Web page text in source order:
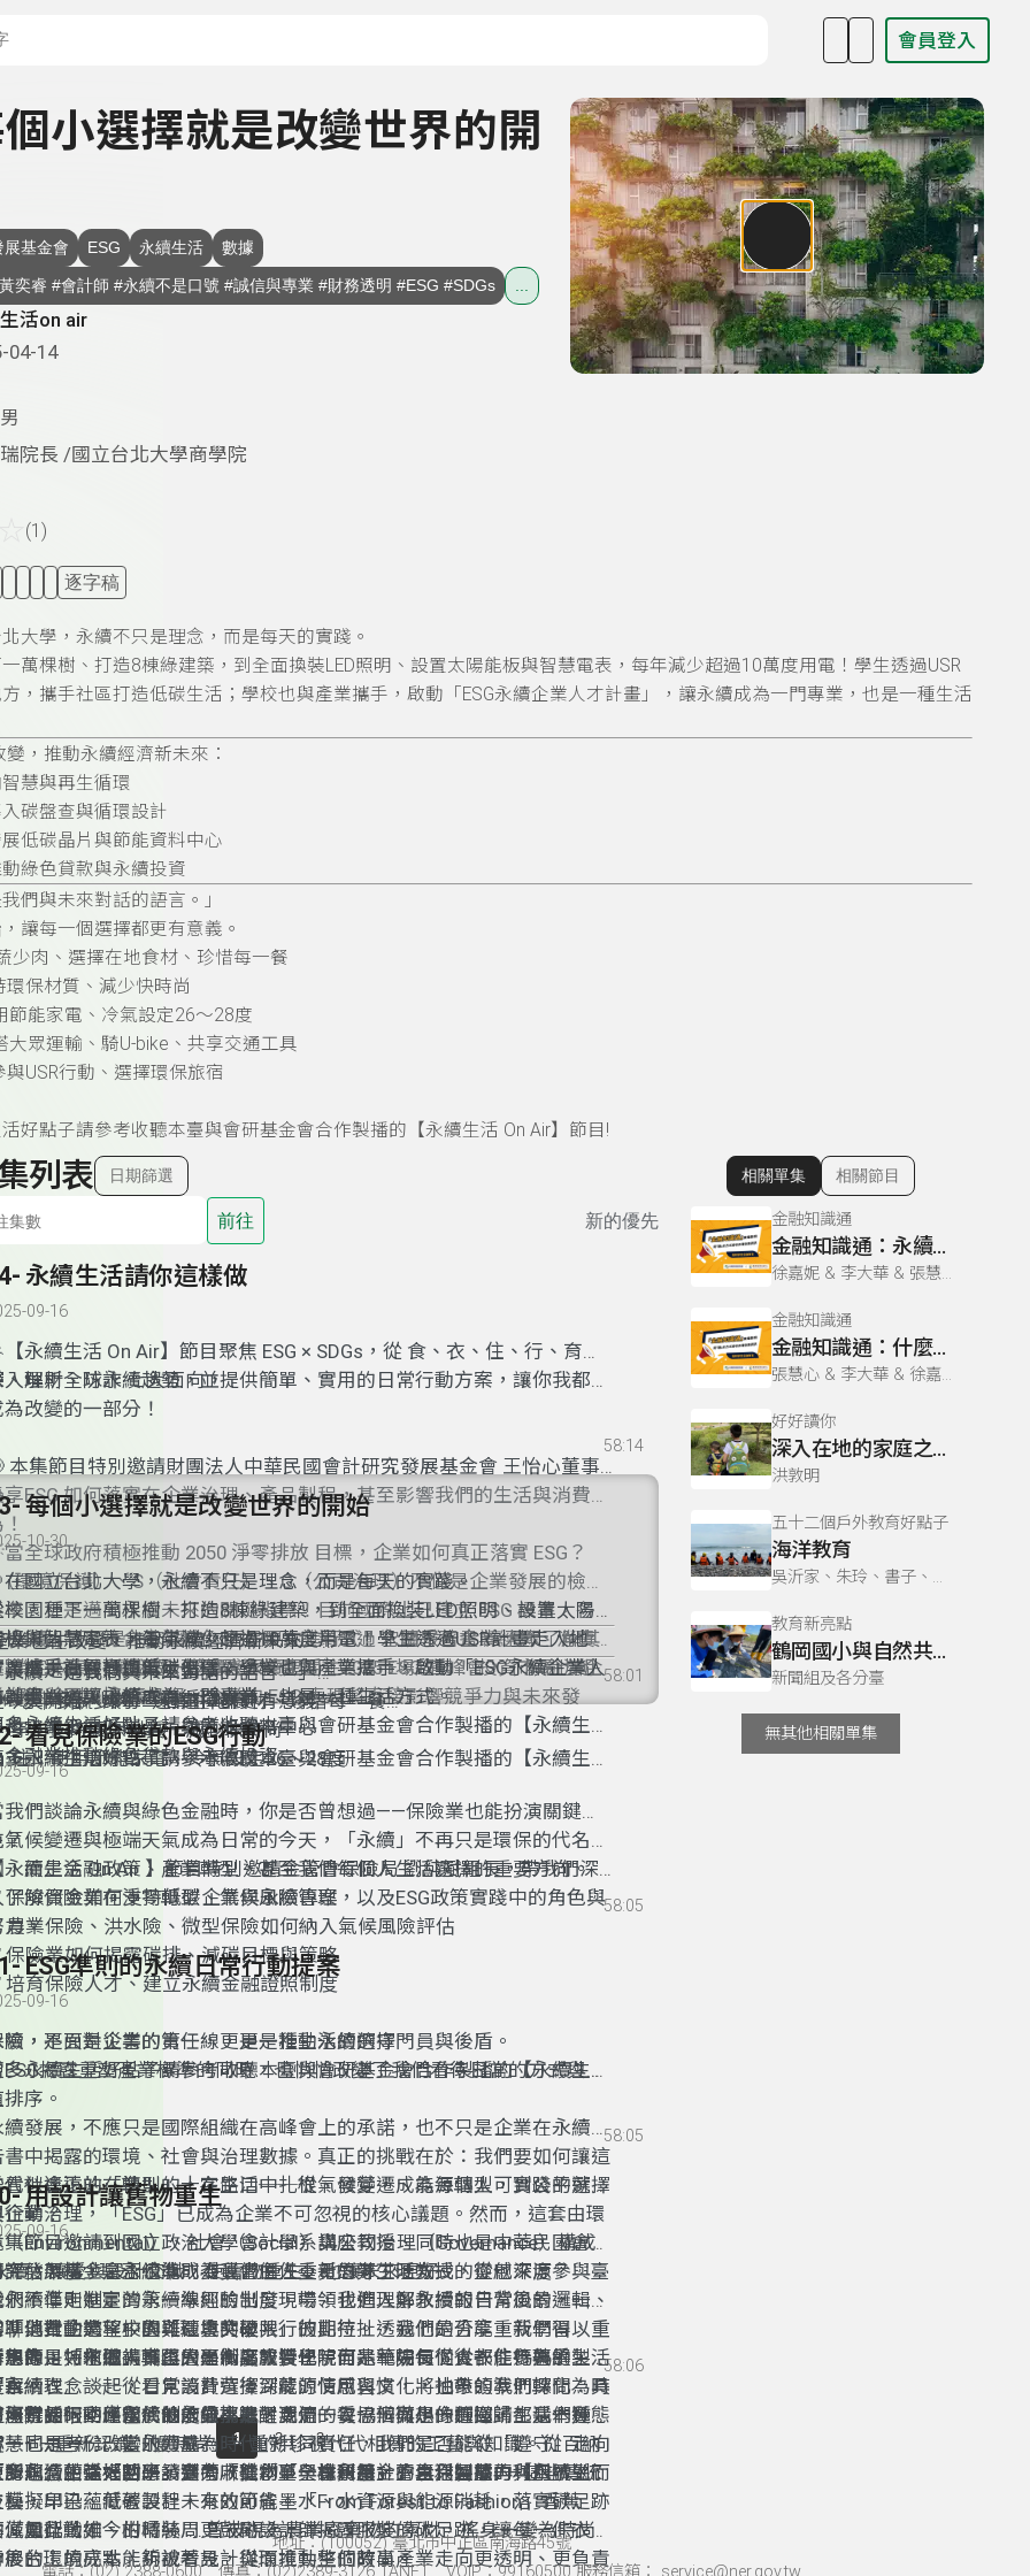
會員登入
小選擇就是改變世界的開
基金會 ESG 永續生活 數據
續生活onAir #黃奕睿 #會計師 #永續不是口號 #誠信與專業 #財務透明 #ESG #SDGs
活on air
04-14
院長 /國立台北大學商學院
(1)
逐字稿
大學，永續不只是理念，而是每天的實踐。
萬棵樹、打造8棟綠建築，到全面換裝LED照明、設置太陽能板與智慧電表，每年減少超過10萬度用電！學生透過USR
，攜手社區打造低碳生活；學校也與產業攜手，啟動「ESG永續企業人才計畫」，讓永續成為一門專業，也是一種生活
變，推動永續經濟新未來：
慧與再生循環
碳盤查與循環設計
低碳晶片與節能資料中心
綠色貸款與永續投資
我們與未來對話的語言。」
讓每一個選擇都更有意義。
肉、選擇在地食材、珍惜每一餐
環保材質、減少快時尚
節能家電、冷氣設定26～28度
大眾運輸、騎U-bike、共享交通工具
與USR行動、選擇環保旅宿
好點子請參考收聽本臺與會研基金會合作製播的【永續生活 On Air】節目!
列表 日期篩選
前往 新的優先
永續生活請你這樣做
09-16
【永續生活 On Air】節目聚焦 ESG × SDGs，從 食、衣、住、行、育、
、理財、防詐 七大面向，
入解析全球永續趨勢，並提供簡單、實用的日常行動方案，讓你我都能
為改變的一部分！
本集節目特別邀請財團法人中華民國會計研究發展基金會 王怡心董事
享ESG 如何落實在企業治理、產品製程，甚至影響我們的生活與消費行
當全球政府積極推動 2050 淨零排放 目標，企業如何真正落實 ESG？
環境保護）、S（社會責任）、G（公司治理）不僅是企業發展的檢驗
準，更是邁向永續未來的關鍵指標！目前國際上已建立 ESG 標準，各
也據此制定符合產業特色的指標，企業透過 永續報告書 讓大眾了解其
踐成果。然而，ESG 不只是企業責任，更是市場趨勢！ 投資市場也朝
綠色金融、永續投資，企業的 ESG 表現將直接影響競爭力與未來發
！
永續，不只是未來趨勢，更是現在進行式！它關乎著企業經營、消費
擇、以及投資趨勢 ！邀請大家一起關注2025 ESG 高峰會，了解台灣企
如何與國際接軌。
鎖定本集，讓我們一起實踐永續生活！
多永續生活好點子請參考收聽本臺與會研基金會合作製播的【永續生活
Air】節目!
58:14
每個小選擇就是改變世界的開始
10-30
在國立台北大學，永續不只是理念，而是每天的實踐。
校園種下一萬棵樹、打造8棟綠建築，到全面換裝LED照明、設置太陽
板與智慧電表，每年減少超過10萬度用電！學生透過USR計畫走入地
，攜手社區打造低碳生活；學校也與產業攜手，啟動「ESG永續企業人
計畫」，讓永續成為一門專業，也是一種生活方式。
業也在改變，推動永續經濟新未來：
農業走向智慧與再生循環
製造業導入碳盤查與循環設計
科技業發展低碳晶片與節能資料中心
金融業推動綠色貸款與永續投資
永續，是我們與未來對話的語言。」
今天開始，讓每一個選擇都更有意義。
｜多蔬少肉、選擇在地食材、珍惜每一餐
穿｜支持環保材質、減少快時尚
住｜使用節能家電、冷氣設定26～28度
育樂｜參與USR行動、選擇環保旅宿
多永續生活好點子請參考收聽本臺與會研基金會合作製播的【永續生活
58:01
看見保險業的ESG行動
09-16
我們談論永續與綠色金融時，你是否曾想過——保險業也能扮演關鍵角
？
氣候變遷與極端天氣成為日常的今天，「永續」不再只是環保的代名
，而是金融政策、產業轉型，甚至我們每個人生活選擇的重要方向。
永續生活 On Air 】節目特別邀請金管會保險局 劉純斌組長，帶我們深
了解保險業在淨零轉型、氣候風險管理，以及ESG政策實踐中的角色與
力。
保險資金如何支持低碳企業與永續專案
農業保險、洪水險、微型保險如何納入氣候風險評估
保險業如何揭露碳排、減碳目標與策略
培育保險人才、建立永續金融證照制度
險，是面對災害的第一線，更是推動永續的守門員與後盾。
多永續生活好點子請參考收聽本臺與會研基金會合作製播的【永續生活
Air】節目!
58:05
ESG準則的永續日常行動提案
09-16
續，不只是企業的責任，更是一種生活的選擇。
ESG揭露重塑產業標準的同時，也悄悄改變了我們看待日常的方式與價
序。
續發展，不應只是國際組織在高峰會上的承諾，也不只是企業在永續報
書中揭露的環境、社會與治理數據。真正的挑戰在於：我們要如何讓這
看似遙遠的「準則」，在生活中扎根、發芽，成為每個人可實踐的選擇
行動？
代社會正站在轉型的十字路口──從氣候變遷、能源轉型，到公平就業
企業治理，「ESG」已成為企業不可忽視的核心議題。然而，這套由環
（Environmental）、社會（Social）與公司治理（Governance）構成
評估架構，是否也能成為我們個人重新思考生活方式的靈感來源？
集節目邀請到國立政治大學會計學系講座教授、同時也是中華民國會計
究發展基金會永續準則委員會主任委員的鄭丁旺教授，從他深度參與臺
永續準則制定的第一線經驗出發，帶領我們理解永續報告背後的邏輯、
準與推動過程中的難題與突破。
們不僅走進臺灣永續準則的制度現場，也進入鄭教授的日常風景，一起
聊他對企業、校園與社會共學共行的期待。透過他的分享，我們得以重
想像：「永續」不再只是制度或責任，而是一場每個人都能參與的生活
案。
別的是，在個人實踐層面，鄭教授也親自示範如何從食衣住行著手，落
永續理念──從日常消費選擇到能源使用習慣，將抽象的準則轉化為具
可行的行動路徑。他的分享提醒我們：每一個微小的選擇，都是一種態
，也是一份改變的力量。
場對話，不僅關於制度與標準，更是一次思辨與想像的邀請。我們邀請
一同思考──當永續成為時代的共同責任，我們是否能從「遵守」走向
認同」，從「回應」邁向「共創」？讓永續，不再只是壓力與口號，而
我們共同選擇的生活方式。
多永續生活好點子請參考收聽本臺與會研基金會合作製播的【永續生活
Air】節目!
58:05
用設計讓舊物重生
09-16
續，讓愛與設計交織，使舊物重生，也讓未來更好。
「消費的慾望」與「環境的極限」彼此拉扯，我們是否能重新學習、重
思考，如何取得真正的平衡？
集節目特地邀請輔仁大學織品服裝學院何兆華院長，從一件媽媽縫製的
百納衣」談起，看見設計背後深藏的情感與文化，也帶領我們探問：時
產業如何回應當代的永續挑戰？
何院長眼中，永續設計並不是對潮流的妥協，而是一種回歸生活本質的
慧——重新認識「慢時尚」、重新珍視代代相傳的工藝與知識。從百納
所蘊含的幸福哲學，到苧麻植物「全株利用」的生活智慧——這些傳統
藝，早已蘊藏著設計未來的可能。「From Forest to Fashion」香蕉
、鳳梨纖維、柑橘絲……曾被視為農業廢棄物的素材，搖身一變為時尚
展台上的亮點，訴說著設計與環境共生的故事。
灣也憑藉強大的研發實力，從「單一材質設計」以利回收再利用，到數
模擬印染、低碳製程，有效節省墨水、水資源與能源消耗，落實碳足跡
減量行動。
僅如此，如今的時裝周更鼓勵設計師揭露服裝的碳足跡，讓每一件衣服
後的環境成本能夠被看見，從而推動整個時尚產業走向更透明、更負責
58:06
1 2 3
顯示相關單集
相關單集 相關節目
金融知識通
金融知識通：永續揭露準則，ESG如何幫助臺灣繽紛多彩的發展？
徐嘉妮 & 李大華 & 張慧心
金融知識通
金融知識通：什麼是ESG？投資必知的企業永續資訊揭露
張慧心 & 李大華 & 徐嘉妮
好好讀你
深入在地的家庭之旅-島內散步
洪敦明
五十二個戶外教育好點子
海洋教育
吳沂家、朱玲、書子、巫巴克、書勤
教育新亮點
鶴岡國小與自然共存的阿美族傳統
新聞組及各分臺
無其他相關單集
地址：(100052) 臺北市中正區南海路45號
電話：(02) 2388-0600 傳真：(02)2389-3126 TANET VOIP：99160500 服務信箱： service@ner.gov.tw